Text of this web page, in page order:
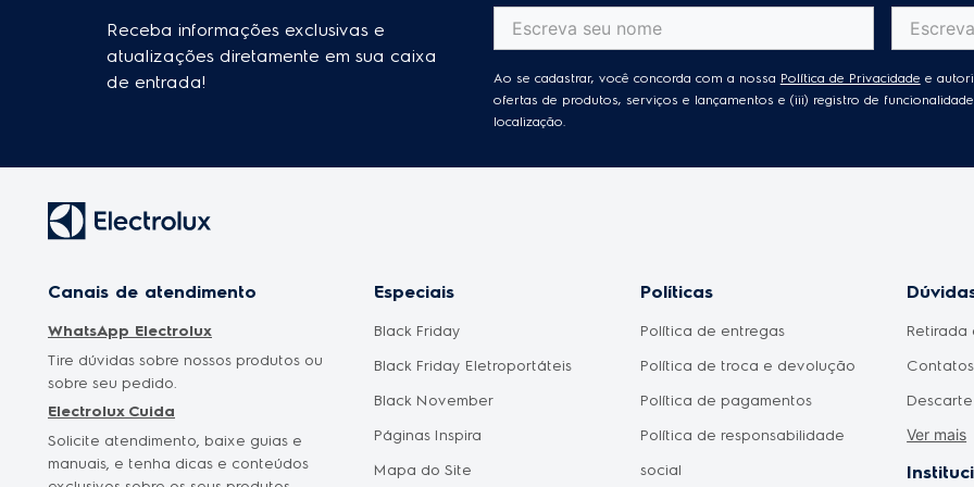
Receba informações exclusivas e
atualizações diretamente em sua caixa
de entrada!
Ao se cadastrar, você concorda com a nossa Política de Privacidade e
ofertas de produtos, serviços e lançamentos e (iii) registro de
localização.
Canais de atendimento
WhatsApp Electrolux
Tire dúvidas sobre nossos produtos ou
sobre seu pedido.
Electrolux Cuida
Solicite atendimento, baixe guias e
manuais, e tenha dicas e conteúdos
Especiais
Black Friday
Black Friday Eletroportáteis
Black November
Páginas Inspira
Mapa do Site
Políticas
Política de entregas
Política de troca e devolução
Política de pagamentos
Política de responsabilidade
social
Retirada
Meu
Como
Ver mais